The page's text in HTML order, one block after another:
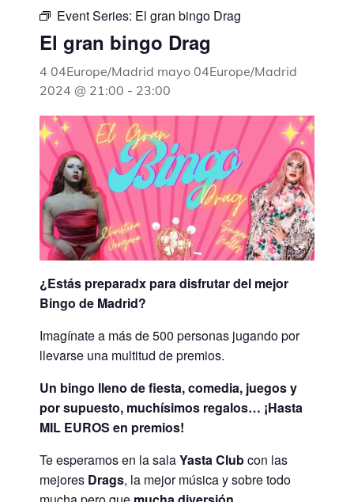
Event Series: El gran bingo Drag
El gran bingo Drag
4 04Europe/Madrid mayo 04Europe/Madrid
2024 @ 21:00 - 23:00
¿Estás preparadx para disfrutar del mejor
Bingo de Madrid?
Imagínate a más de 500 personas jugando por
llevarse una multitud de premios.
Un bingo lleno de fiesta, comedia, juegos y
por supuesto, muchísimos regalos… ¡Hasta
MIL EUROS en premios!
Te esperamos en la salaYasta Clubcon las
mejores Drags, la mejor música y sobre todo